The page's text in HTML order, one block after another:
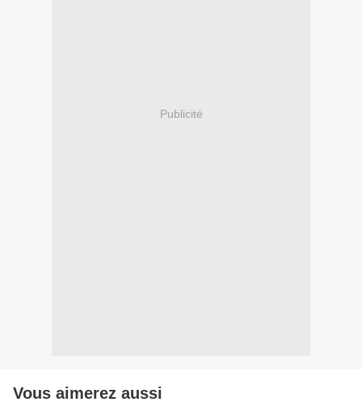
Publicité
Vous aimerez aussi